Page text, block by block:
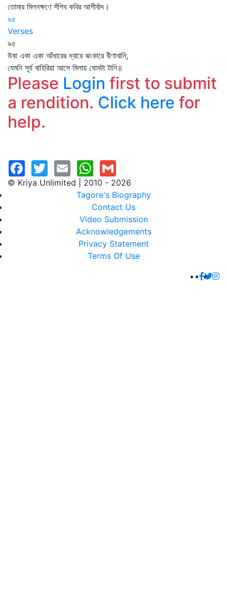
তোমার মিলনক্ষণে সঁপিব কবির আশীর্বাদ।
৯৫
Verses
৯৫
উষা একা একা আঁধারের দ্বারে ঝংকারে বীণাখানি,
যেমনি সূর্য বাহিরিয়া আসে মিলায় ঘোমটা টানি॥
Please Login first to submit
a rendition. Click here for
help.
© Kriya Unlimited | 2010 - 2026
Tagore's Biography
Contact Us
Video Submission
Acknowledgements
Privacy Statement
Terms Of Use